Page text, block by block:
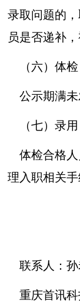
录取问题的
员是否递补
（六）体检
公示期满未
（七）录用
体检合格人
理入职相关手
联系人：孙
重庆首讯科